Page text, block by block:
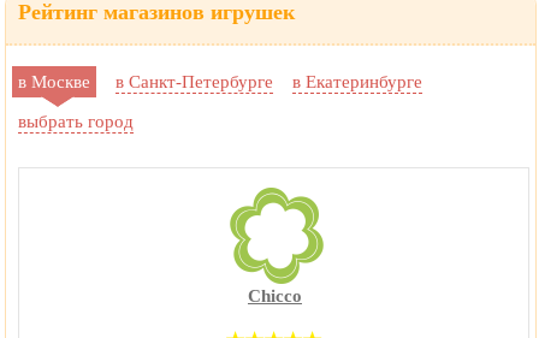
Рейтинг магазинов игрушек
в Москве в Санкт-Петербурге в Екатеринбурге
выбрать город
Chicco